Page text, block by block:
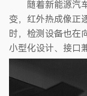
随着新能源汽
变，红外热成像正
时，检测设备也在
小型化设计、接口